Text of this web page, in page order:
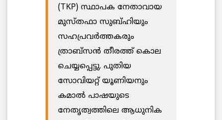
(TKP) സ്ഥാപക നേതാവായ
മുസ്തഫാ സുബ്ഹിയും
സഹപ്രവർത്തകരും
ത്രാബ്സൻ തീരത്ത് കൊല
ചെയ്യപ്പെട്ടു. പുതിയ
സോവിയറ്റ് യൂണിയനും
കമാൽ പാഷയുടെ
നേതൃത്വത്തിലെ ആധുനിക